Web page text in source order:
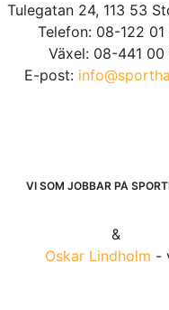
Tulegatan 24, 113 53
Telefon: 08-122 01
Växel: 08-441 00
E-post:
VI SOM JOBBAR PÅ
&
Oskar Lindholm -